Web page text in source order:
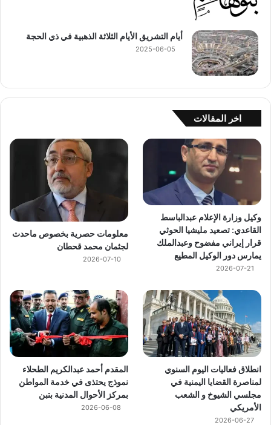
أيام التشريق الأيام الثلاثة الذهبية في ذي الحجة
2025-06-05
اخر المقالات
وكيل وزارة الإعلام عبدالباسط
القاعدي: تصعيد مليشيا الحوثي
قرار إيراني مفضوح وعبدالملك
يمارس دور الوكيل المطيع
2026-07-21
معلومات حصرية بخصوص ماحدث
لجثمان محمد قحطان
2026-07-10
انطلاق فعاليات اليوم السنوي
لمناصرة القضايا اليمنية في
مجلسي الشيوخ و الشعب
الأمريكي
2026-06-27
المقدم أحمد عبدالكريم الطحلاء
نموذج يحتذى في خدمة المواطن
بمركز الأحوال المدنية بتبن
2026-06-08